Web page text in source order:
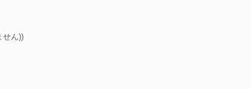
せん))